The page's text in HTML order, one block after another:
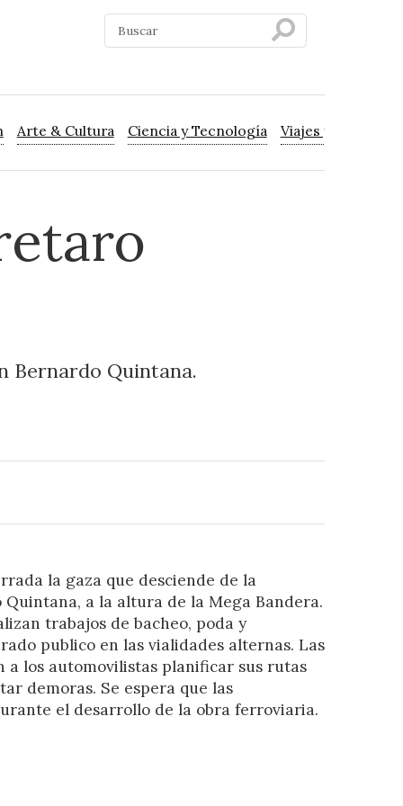
Arte & Cultura Ciencia y Tecnología Viajes y Turismo
Bernardo Quintana.
la gaza que desciende de la
a la altura de la Mega Bandera.
trabajos de bacheo, poda y
publico en las vialidades alternas. Las
a los automovilistas planificar sus rutas
demoras. Se espera que las
el desarrollo de la obra ferroviaria.